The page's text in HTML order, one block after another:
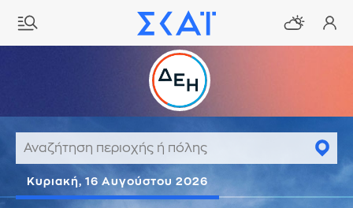
Κυριακή, 16 Αυγούστου 2026